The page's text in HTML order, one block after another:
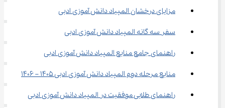
مزایای درخشان المپیاد دانش آموزی ادبی
سفر سه ‌گانه المپیاد دانش آموزی ادبی
راهنمای جامع منابع المپیاد دانش آموزی ادبی
منابع مرحله دوم المپیاد دانش آموزی ادبی 1405 – 1406
راهنمای طلایی موفقیت در المپیاد دانش آموزی ادبی